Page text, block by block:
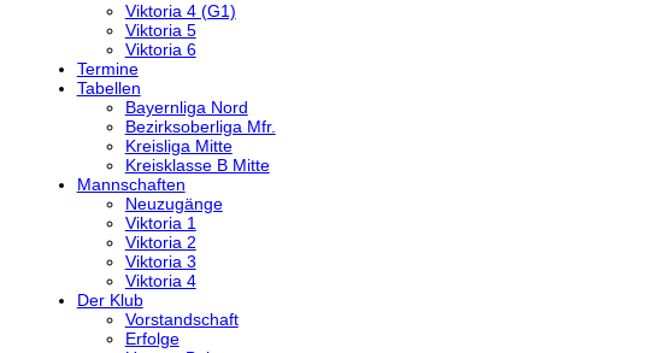
Viktoria 4 (G1)
Viktoria 5
Viktoria 6
Termine
Tabellen
Bayernliga Nord
Bezirksoberliga Mfr.
Kreisliga Mitte
Kreisklasse B Mitte
Mannschaften
Neuzugänge
Viktoria 1
Viktoria 2
Viktoria 3
Viktoria 4
Der Klub
Vorstandschaft
Erfolge